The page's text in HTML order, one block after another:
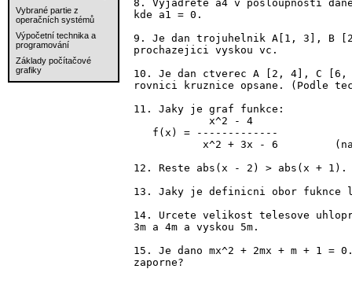
Vybrané partie z
operačních systémů
Výpočetní technika a
programování
Základy počítačové
grafiky
8. Vyjadrete a4 v posloupnosti
kde a1 = 0.
9. Je dan trojuhelnik A[1, 3], B
prochazejici vyskou vc.
10. Je dan ctverec A [2, 4], C [6,
rovnici kruznice opsane. (Podle
11. Jaky je graf funkce:
            x^2 - 4
   f(x) = -------------
x^2 + 3x - 6
12. Reste abs(x - 2) > abs(x + 1).
13. Jaky je definicni obor
14. Urcete velikost telesove
3m a 4m a vyskou 5m.
15. Je dano mx^2 + 2mx + m + 1 =
zaporne?